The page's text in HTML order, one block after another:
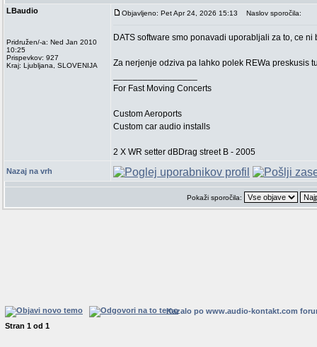
LBaudio
Pridružen/-a: Ned Jan 2010
10:25
Prispevkov: 927
Kraj: Ljubljana, SLOVENIJA
Objavljeno: Pet Apr 24, 2026 15:13 Naslov sporočila:
DATS software smo ponavadi uporabljali za to, ce
Za nerjenje odziva pa lahko polek REWa preskusis
For Fast Moving Concerts
Custom Aeroports
Custom car audio installs
2 X WR setter dBDrag street B - 2005
Nazaj na vrh
Pokaži sporočila:
Kazalo po www.audio-kontakt.com
Stran 1 od 1